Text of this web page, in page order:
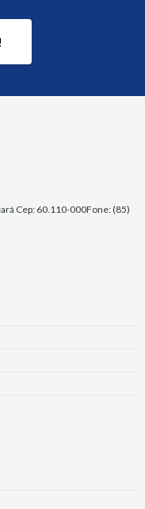
Cep: 60.110-000Fone: (85)